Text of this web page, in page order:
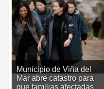
Municipio de Viña del
Mar abre catastro para
que familias afectadas